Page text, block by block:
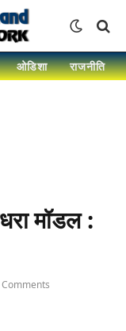
ओडिशा राजनीति
मॉडल :
Comments